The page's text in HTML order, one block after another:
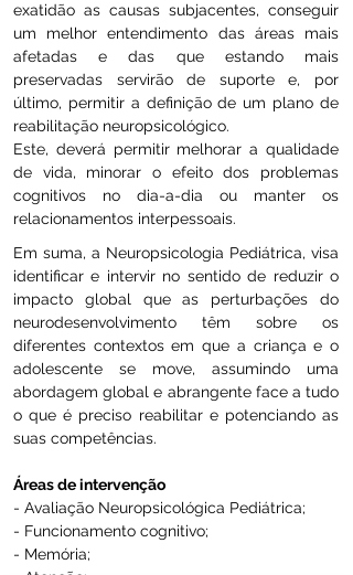
exatidão as causas subjacentes, conseguir
um melhor entendimento das áreas mais
afetadas e das que estando mais
preservadas servirão de suporte e, por
último, permitir a definição de um plano de
reabilitação neuropsicológico.
Este, deverá permitir melhorar a qualidade
de vida, minorar o efeito dos problemas
cognitivos no dia-a-dia ou manter os
relacionamentos interpessoais.
Em suma, a Neuropsicologia Pediátrica, visa
identificar e intervir no sentido de reduzir o
impacto global que as perturbações do
neurodesenvolvimento têm sobre os
diferentes contextos em que a criança e o
adolescente se move, assumindo uma
abordagem global e abrangente face a tudo
o que é preciso reabilitar e potenciando as
suas competências.
Áreas de intervenção
- Avaliação Neuropsicológica Pediátrica;
- Funcionamento cognitivo;
- Memória;